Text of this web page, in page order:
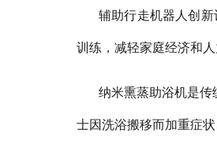
辅助行走机器人创
训练，减轻家庭经济和
纳米熏蒸助浴机是
士因洗浴搬移而加重症